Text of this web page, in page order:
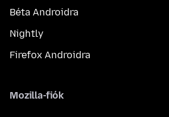
Béta Androidra
Nightly
Firefox Androidra
Mozilla-fiók